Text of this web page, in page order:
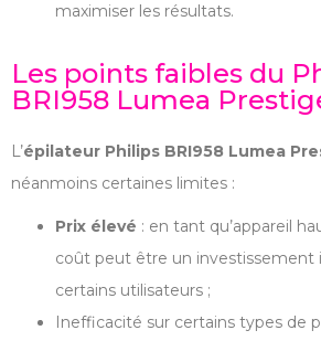
maximiser les résultats.
Les points faibles du
BRI958 Lumea
L’épilateur Philips BRI958 Lumea
néanmoins certaines limites :
Prix élevé : en tant qu’appareil
coût peut être un investissement
certains utilisateurs ;
Inefficacité sur certains types de